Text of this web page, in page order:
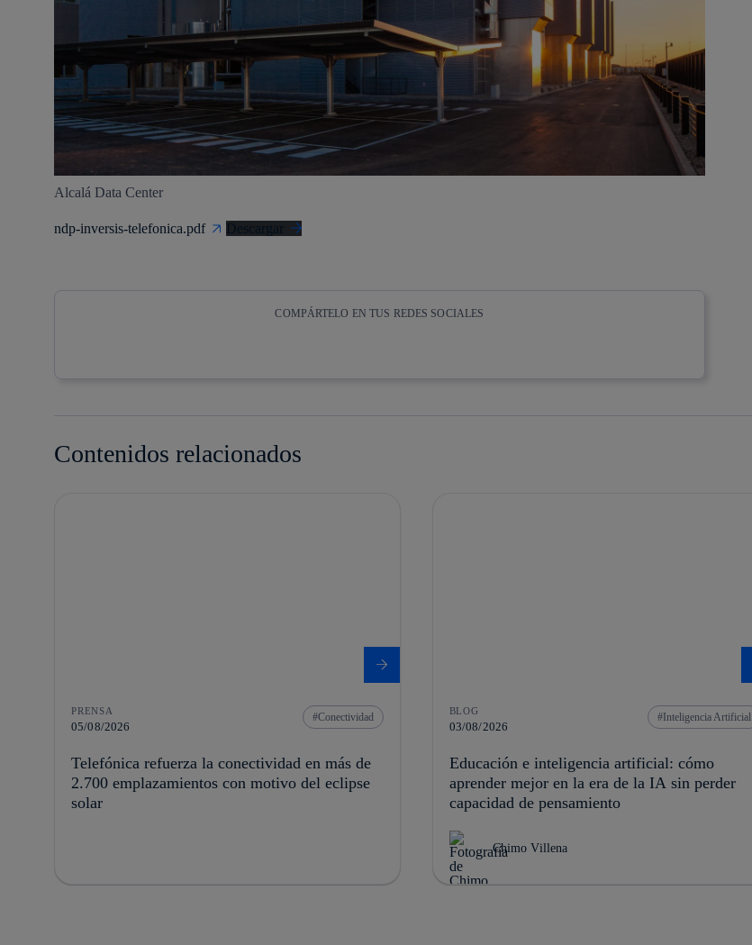
Alcalá Data Center
ndp-inversis-telefonica.pdf Descargar
COMPÁRTELO EN TUS REDES SOCIALES
Contenidos relacionados
PRENSA
05/08/2026
Conectividad
Telefónica refuerza la conectividad en más de
2.700 emplazamientos con motivo del eclipse
solar
BLOG
03/08/2026
Inteligencia Artificial
Educación e inteligencia artificial: cómo
aprender mejor en la era de la IA sin perder
capacidad de pensamiento
Chimo Villena